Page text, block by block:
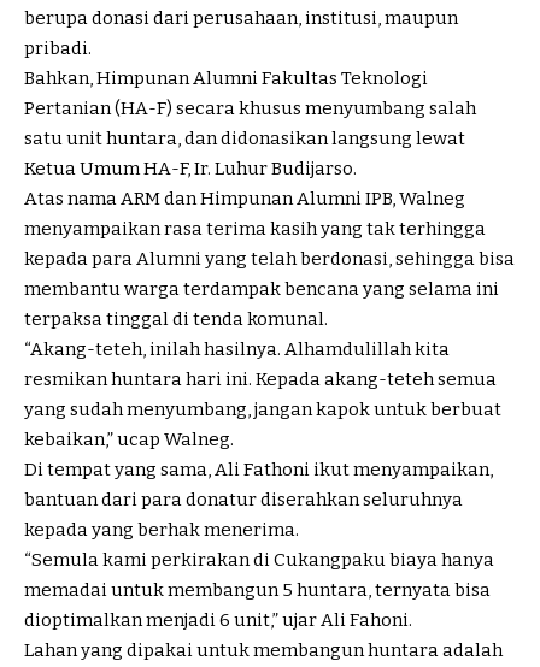
berupa donasi dari perusahaan, institusi, maupun
pribadi.
Bahkan, Himpunan Alumni Fakultas Teknologi
Pertanian (HA-F) secara khusus menyumbang salah
satu unit huntara, dan didonasikan langsung lewat
Ketua Umum HA-F, Ir. Luhur Budijarso.
Atas nama ARM dan Himpunan Alumni IPB, Walneg
menyampaikan rasa terima kasih yang tak terhingga
kepada para Alumni yang telah berdonasi, sehingga bisa
membantu warga terdampak bencana yang selama ini
terpaksa tinggal di tenda komunal.
“Akang-teteh, inilah hasilnya. Alhamdulillah kita
resmikan huntara hari ini. Kepada akang-teteh semua
yang sudah menyumbang, jangan kapok untuk berbuat
kebaikan,” ucap Walneg.
Di tempat yang sama, Ali Fathoni ikut menyampaikan,
bantuan dari para donatur diserahkan seluruhnya
kepada yang berhak menerima.
“Semula kami perkirakan di Cukangpaku biaya hanya
memadai untuk membangun 5 huntara, ternyata bisa
dioptimalkan menjadi 6 unit,” ujar Ali Fahoni.
Lahan yang dipakai untuk membangun huntara adalah